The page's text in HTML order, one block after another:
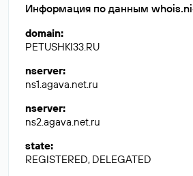
Информация по данным
domain:
PETUSHKI33.RU
nserver:
ns1.agava.net.ru
nserver:
ns2.agava.net.ru
state:
REGISTERED, DELEGATED